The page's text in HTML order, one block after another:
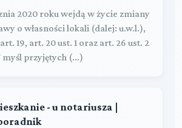
2020 roku wejdą w życie zmiany
o własności lokali (dalej: u.w.l.),
19, art. 20 ust. 1 oraz art. 26 ust. 2
myśl przyjętych (...)
- u notariusza |